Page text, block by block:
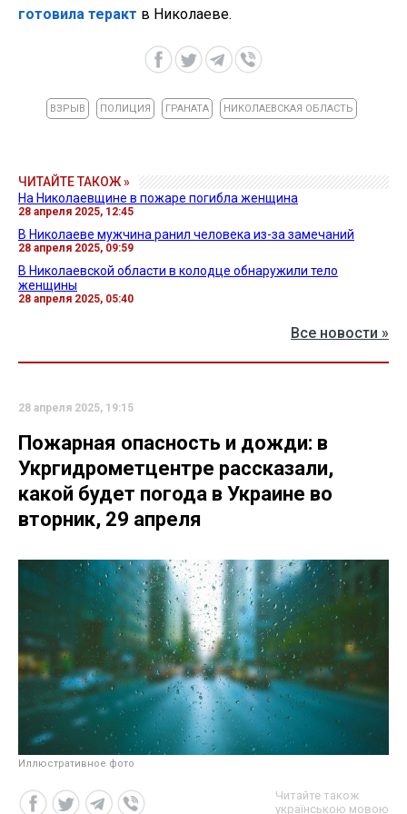
готовила теракт в Николаеве.
ВЗРЫВ ПОЛИЦИЯ ГРАНАТА НИКОЛАЕВСКАЯ ОБЛАСТЬ
ЧИТАЙТЕ ТАКОЖ »
На Николаевщине в пожаре погибла женщина
28 апреля 2025, 12:45
В Николаеве мужчина ранил человека из-за замечаний
28 апреля 2025, 09:59
В Николаевской области в колодце обнаружили тело
женщины
28 апреля 2025, 05:40
Все новости »
28 апреля 2025, 19:15
Пожарная опасность и дожди: в
Укргидрометцентре рассказали,
какой будет погода в Украине во
вторник, 29 апреля
Иллюстративное фото
Читайте також
українською мовою